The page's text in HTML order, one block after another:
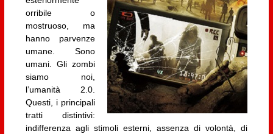
orribile o
mostruoso, ma
hanno parvenze
umane. Sono
umani. Gli zombi
siamo noi,
l’umanità 2.0.
Questi, i principali
tratti distintivi:
indifferenza agli stimoli esterni, assenza di volontà, di